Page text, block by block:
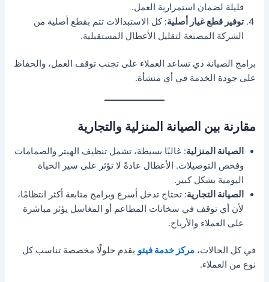
قليلة لضمان استمرارية العمل.
توفير قطع غيار أصلية: كل الاستبدالات تتم بقطع أصلية من
الشركة المصنعة لتقليل الأعطال المستقبلية.
برامج الصيانة دي تساعد العملاء على تجنب توقف العمل، والحفاظ
على جودة الخدمة في أي منشأة.
مقارنة بين الصيانة المنزلية والتجارية
الصيانة المنزلية: غالبًا بسيطة، تشمل تنظيف الهيتر والصمامات
وفحص التوصيلات. الأعطال عادةً لا تؤثر على سير الحياة
اليومية بشكل كبير.
الصيانة التجارية: تحتاج تدخل أسرع وبرامج متابعة أكثر انتظامًا،
لأن أي توقف في سخانات المطاعم أو المغاسل يؤثر مباشرة
على العملاء والأرباح.
في كل الحالات،مركز خدمة فيتو يقدم حلولًا مخصصة تناسب كل
نوع من العملاء.